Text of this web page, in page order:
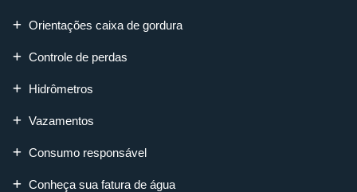
Orientações caixa de gordura
Controle de perdas
Hidrômetros
Vazamentos
Consumo responsável
Conheça sua fatura de água